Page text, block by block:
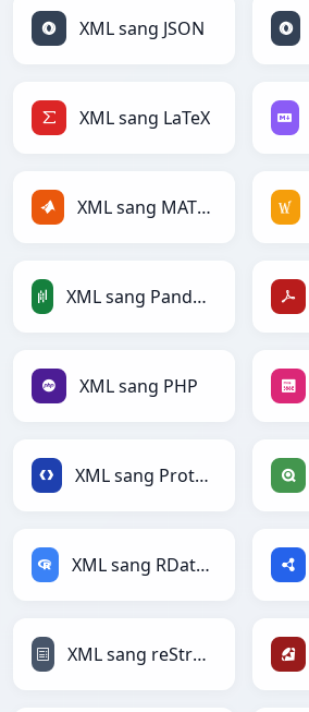
XML sang JSON
XML sang LaTeX
XML sang MATLAB
XML sang PandasDataFrame
XML sang PHP
XML sang Protobuf
XML sang RDataFrame
XML sang reStructuredText